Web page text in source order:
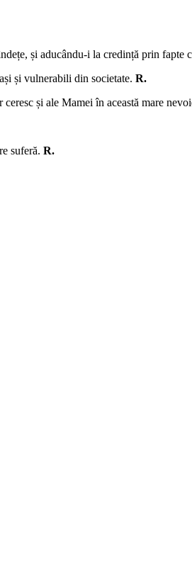
și aducându-i la credință prin fapte
și vulnerabili din societate. R.
și ale Mamei în această mare
suferă. R.